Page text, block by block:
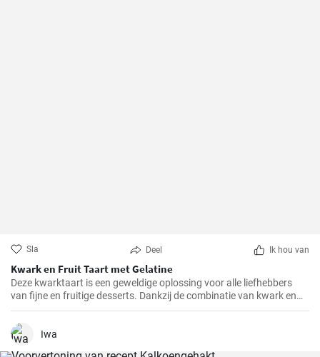
Sla Deel Ik hou van
Kwark en Fruit Taart met Gelatine
Deze kwarktaart is een geweldige oplossing voor alle liefhebbers
van fijne en fruitige desserts. Dankzij de combinatie van kwark en
verschillende soorten fruit, heeft het niet alleen een geweldige
smaak, maar is het ook redelijk gezond.
Iwa